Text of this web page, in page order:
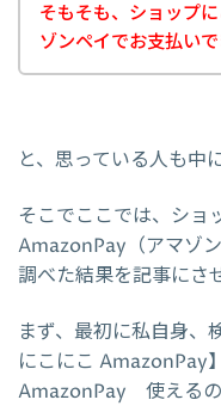
そもそも、ショップ
ゾンペイでお支払い
と、思っている人も中
そこでここでは、ショ
AmazonPay（アマゾ
調べた結果を記事にさ
まず、最初に私自身、
にこにこ AmazonPay
AmazonPay 使えるの